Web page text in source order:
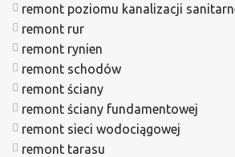
remont poziomu kanalizacji
remont rur
remont rynien
remont schodów
remont ściany
remont ściany fundamentowej
remont sieci wodociągowej
remont tarasu